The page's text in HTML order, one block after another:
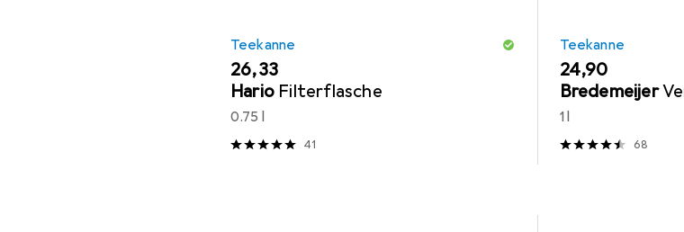
Teekanne
EUR
26,33
Hario Filterflasche
0.75 l
41
Teekanne
EUR
24,90
Bredemeijer
1 l
68